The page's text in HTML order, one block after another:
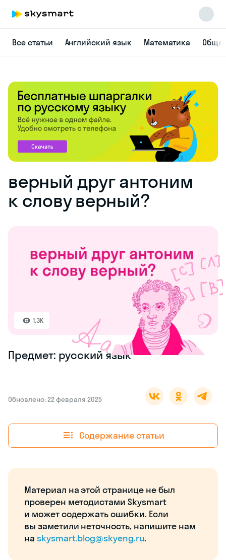
Все статьи Английский язык Математика
верный друг антоним
к слову верный?
1.3K
Предмет: русский язык
Обновлено: 22 февраля 2025
Содержание статьи
Материал на этой странице не был
проверен методистами Skysmart
и может содержать ошибки. Если
вы заметили неточность, напишите нам
на skysmart.blog@skyeng.ru.